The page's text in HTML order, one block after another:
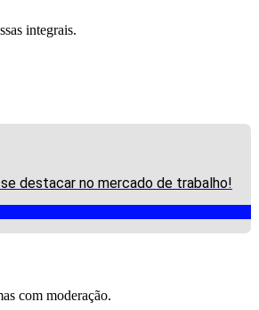
integrais.
destacar no mercado de trabalho!
com moderação.